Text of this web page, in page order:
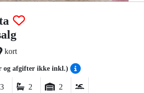
kort
og afgifter ikke inkl.)
3 2 2